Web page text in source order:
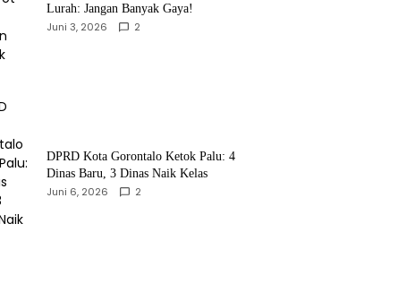
Lurah: Jangan Banyak Gaya!‎
Juni 3, 2026 2
‎DPRD Kota Gorontalo Ketok Palu: 4
Dinas Baru, 3 Dinas Naik Kelas
Juni 6, 2026 2